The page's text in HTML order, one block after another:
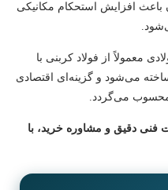
افزایش استحکام مکانیکی
جوشی رینگ جوینت کلاس 150 فولادی معمولاً از فولاد کربنی با
می‌شود و گزینه‌ای اقتصادی
محسوب می‌گردد.
دقیق و مشاوره خرید، با